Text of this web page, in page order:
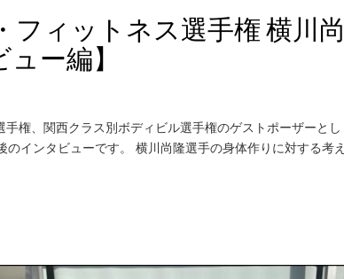
フィットネス選手権 横川尚
ー編】
権、関西クラス別ボディビル選手権のゲストポーザーとし
インタビューです。 横川尚隆選手の身体作りに対する考え